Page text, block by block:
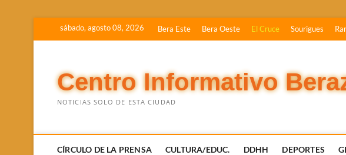
sábado, agosto 08, 2026 Bera Este Bera Oeste El Cruce Sourigues
Centro Informativo
NOTICIAS SOLO DE ESTA CIUDAD
CÍRCULO DE LA PRENSA CULTURA/EDUC. DDHH DEPORTES